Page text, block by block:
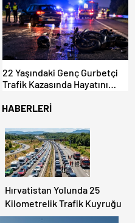
22 Yaşındaki Genç Gurbetçi
Trafik Kazasında Hayatını
HABERLERİ
Hırvatistan Yolunda 25
Kilometrelik Trafik Kuyruğu